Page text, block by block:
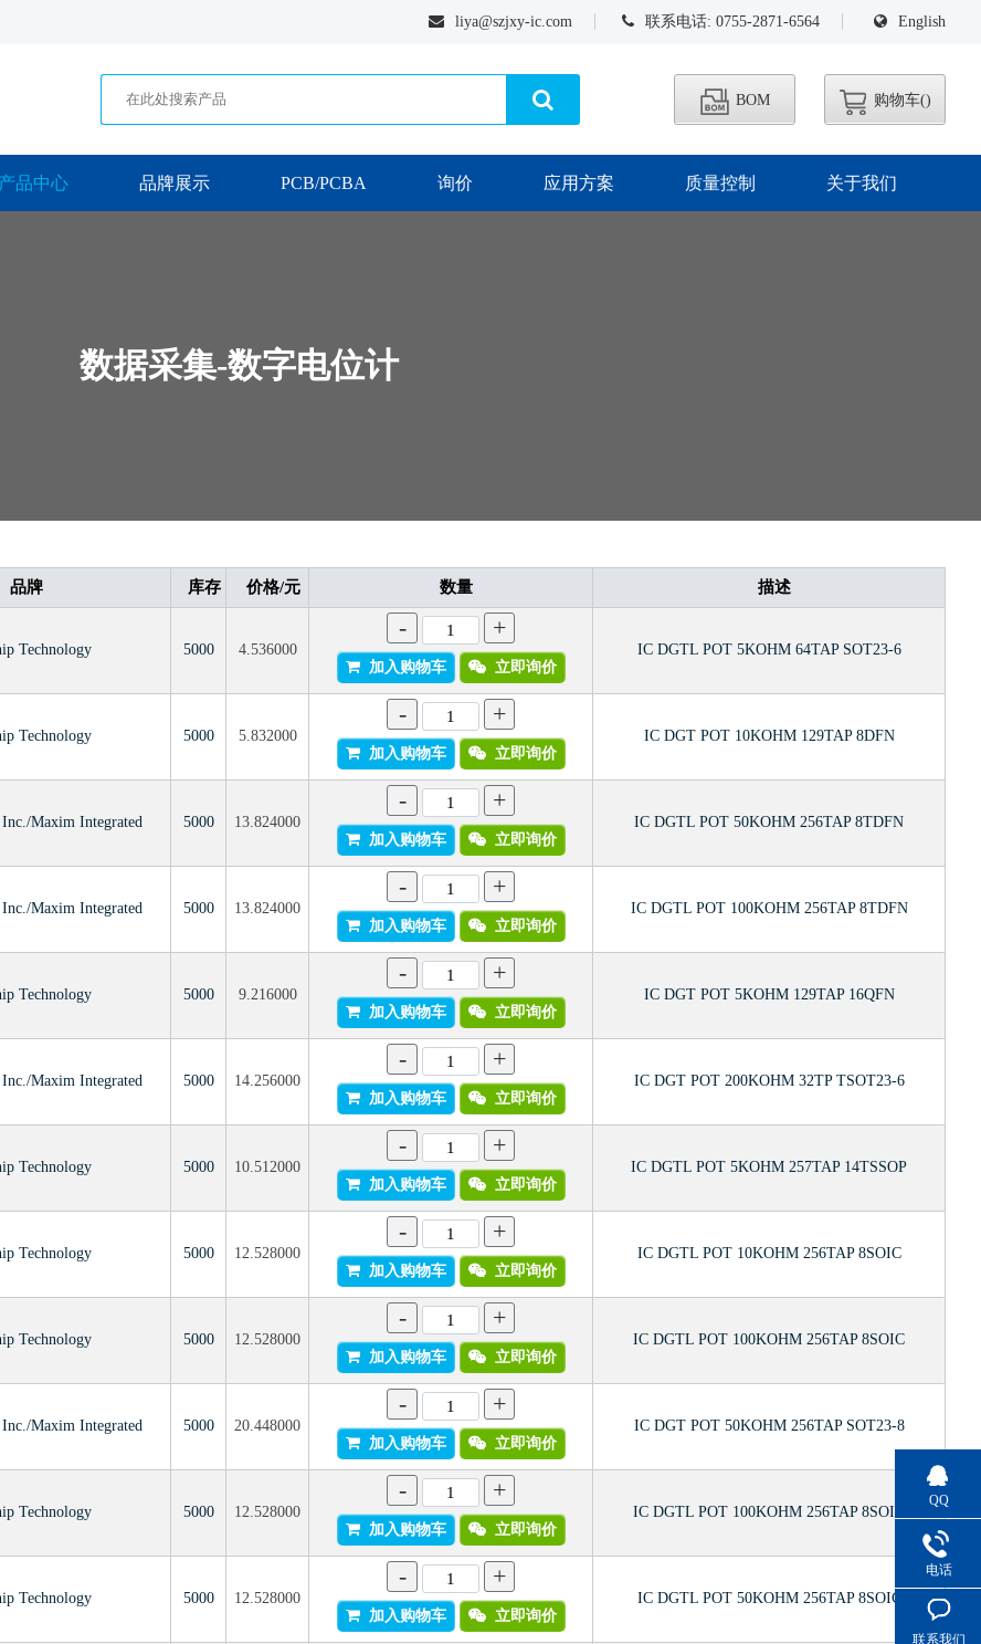
liya@szjxy-ic.com 联系电话: 0755-2871-6564 English
BOM 购物车()
产品中心 品牌展示 PCB/PCBA 询价 应用方案 质量控制 关于我们
数据采集-数字电位计
品牌 库存 价格/元 数量 描述
Technology 5000 4.536000
- +
加入购物车 立即询价
IC DGTL POT 5KOHM 64TAP SOT23-6
Technology 5000 5.832000
- +
加入购物车 立即询价
IC DGT POT 10KOHM 129TAP 8DFN
Maxim Integrated 5000 13.824000
- +
加入购物车 立即询价
IC DGTL POT 50KOHM 256TAP 8TDFN
Maxim Integrated 5000 13.824000
- +
加入购物车 立即询价
IC DGTL POT 100KOHM 256TAP 8TDFN
Technology 5000 9.216000
- +
加入购物车 立即询价
IC DGT POT 5KOHM 129TAP 16QFN
Maxim Integrated 5000 14.256000
- +
加入购物车 立即询价
IC DGT POT 200KOHM 32TP TSOT23-6
Technology 5000 10.512000
- +
加入购物车 立即询价
IC DGTL POT 5KOHM 257TAP 14TSSOP
Technology 5000 12.528000
- +
加入购物车 立即询价
IC DGTL POT 10KOHM 256TAP 8SOIC
Technology 5000 12.528000
- +
加入购物车 立即询价
IC DGTL POT 100KOHM 256TAP 8SOIC
Maxim Integrated 5000 20.448000
- +
加入购物车 立即询价
IC DGT POT 50KOHM 256TAP SOT23-8
Technology 5000 12.528000
- +
加入购物车 立即询价
IC DGTL POT 100KOHM 256TAP 8SOIC
Technology 5000 12.528000
- +
加入购物车 立即询价
IC DGTL POT 50KOHM 256TAP 8SOIC
QQ
电话
联系我们